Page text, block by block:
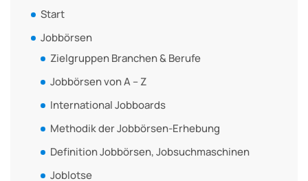
Start
Jobbörsen
Zielgruppen Branchen & Berufe
Jobbörsen von A – Z
International Jobboards
Methodik der Jobbörsen-Erhebung
Definition Jobbörsen, Jobsuchmaschinen
Joblotse